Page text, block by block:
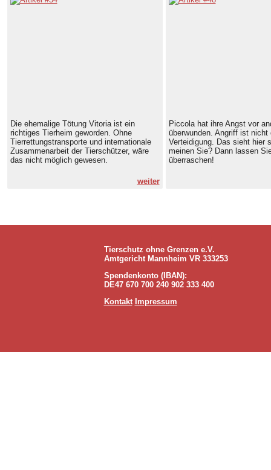
Die ehemalige Tötung Vitoria ist ein
richtiges Tierheim geworden. Ohne
Tierrettungstransporte und internationale
Zusammenarbeit der Tierschützer, wäre
das nicht möglich gewesen.
weiter
Piccola hat ihre Angst vor
überwunden. Angriff ist nicht
Verteidigung. Das sieht hier
meinen Sie? Dann lassen
überraschen!
Tierschutz ohne Grenzen e.V.
Amtgericht Mannheim VR 333253
Spendenkonto (IBAN):
DE47 670 700 240 902 333 400
Kontakt
Impressum